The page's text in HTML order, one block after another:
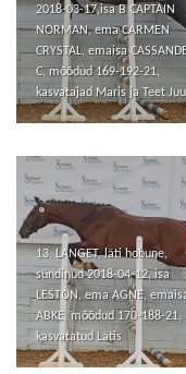
2018-03-17,isa B CAPTAIN
NORMAN, ema CARMEN
CRYSTAL, emaisa
C, mõõdud 169-192-21,
kasvatajad Maris ja Teet Juul
13. LANGET, läti hobune,
sündinud 2018-04-12, isa
LESTON, ema AGNE,
ABKE, mõõdud 170-188-21,
kasvatatud Lätis